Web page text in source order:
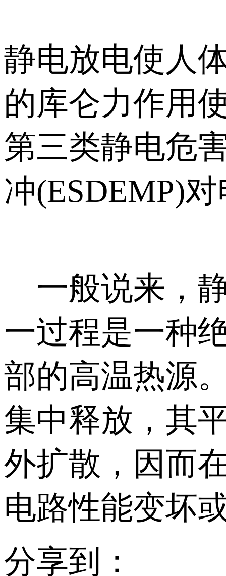
静电放电使人
的库仑力作用
第三类静电危
冲(ESDEMP)
一般说来，
一过程是一种
部的高温热源
集中释放，其
外扩散，因而
电路性能变坏
分享到：